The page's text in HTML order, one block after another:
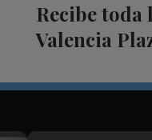
Recibe toda
Valencia